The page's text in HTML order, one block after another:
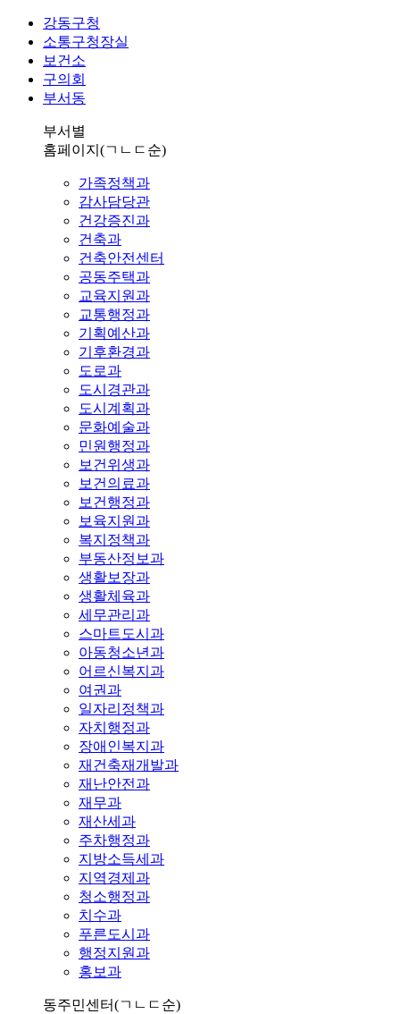
강동구청
소통구청장실
보건소
구의회
부서동
부서별
홈페이지 (ㄱㄴㄷ순)
가족정책과
감사담당관
건강증진과
건축과
건축안전센터
공동주택과
교육지원과
교통행정과
기획예산과
기후환경과
도로과
도시경관과
도시계획과
문화예술과
민원행정과
보건위생과
보건의료과
보건행정과
보육지원과
복지정책과
부동산정보과
생활보장과
생활체육과
세무관리과
스마트도시과
아동청소년과
어르신복지과
여권과
일자리정책과
자치행정과
장애인복지과
재건축재개발과
재난안전과
재무과
재산세과
주차행정과
지방소득세과
지역경제과
청소행정과
치수과
푸른도시과
행정지원과
홍보과
동주민센터(ㄱㄴㄷ순)